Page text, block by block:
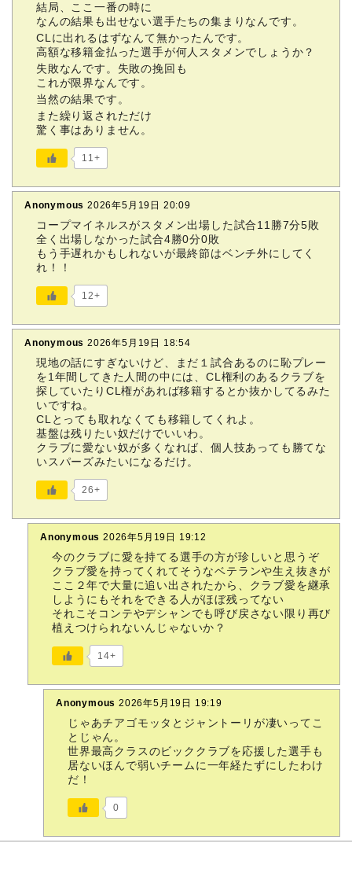
結局、ここ一番の時に
なんの結果も出せない選手たちの集まりなんです。
CLに出れるはずなんて無かったんです。
高額な移籍金払った選手が何人スタメンでしょうか？
失敗なんです。失敗の挽回も
これが限界なんです。
当然の結果です。
また繰り返されただけ
驚く事はありません。
11+
Anonymous 2026年5月19日 20:09
コープマイネルスがスタメン出場した試合11勝7分5敗
全く出場しなかった試合4勝0分0敗
もう手遅れかもしれないが最終節はベンチ外にしてく
れ！！
12+
Anonymous 2026年5月19日 18:54
現地の話にすぎないけど、まだ１試合あるのに恥プレー
を1年間してきた人間の中には、CL権利のあるクラブを
探していたりCL権があれば移籍するとか抜かしてるみた
いですね。
CLとっても取れなくても移籍してくれよ。
基盤は残りたい奴だけでいいわ。
クラブに愛ない奴が多くなれば、個人技あっても勝てな
いスパーズみたいになるだけ。
26+
Anonymous 2026年5月19日 19:12
今のクラブに愛を持てる選手の方が珍しいと思うぞ
クラブ愛を持ってくれてそうなベテランや生え抜きが
ここ２年で大量に追い出されたから、クラブ愛を継承
しようにもそれをできる人がほぼ残ってない
それこそコンテやデシャンでも呼び戻さない限り再び
植えつけられないんじゃないか？
14+
Anonymous 2026年5月19日 19:19
じゃあチアゴモッタとジャントーリが凄いってこ
とじゃん。
世界最高クラスのビッククラブを応援した選手も
居ないほんで弱いチームに一年経たずにしたわけ
だ！
0